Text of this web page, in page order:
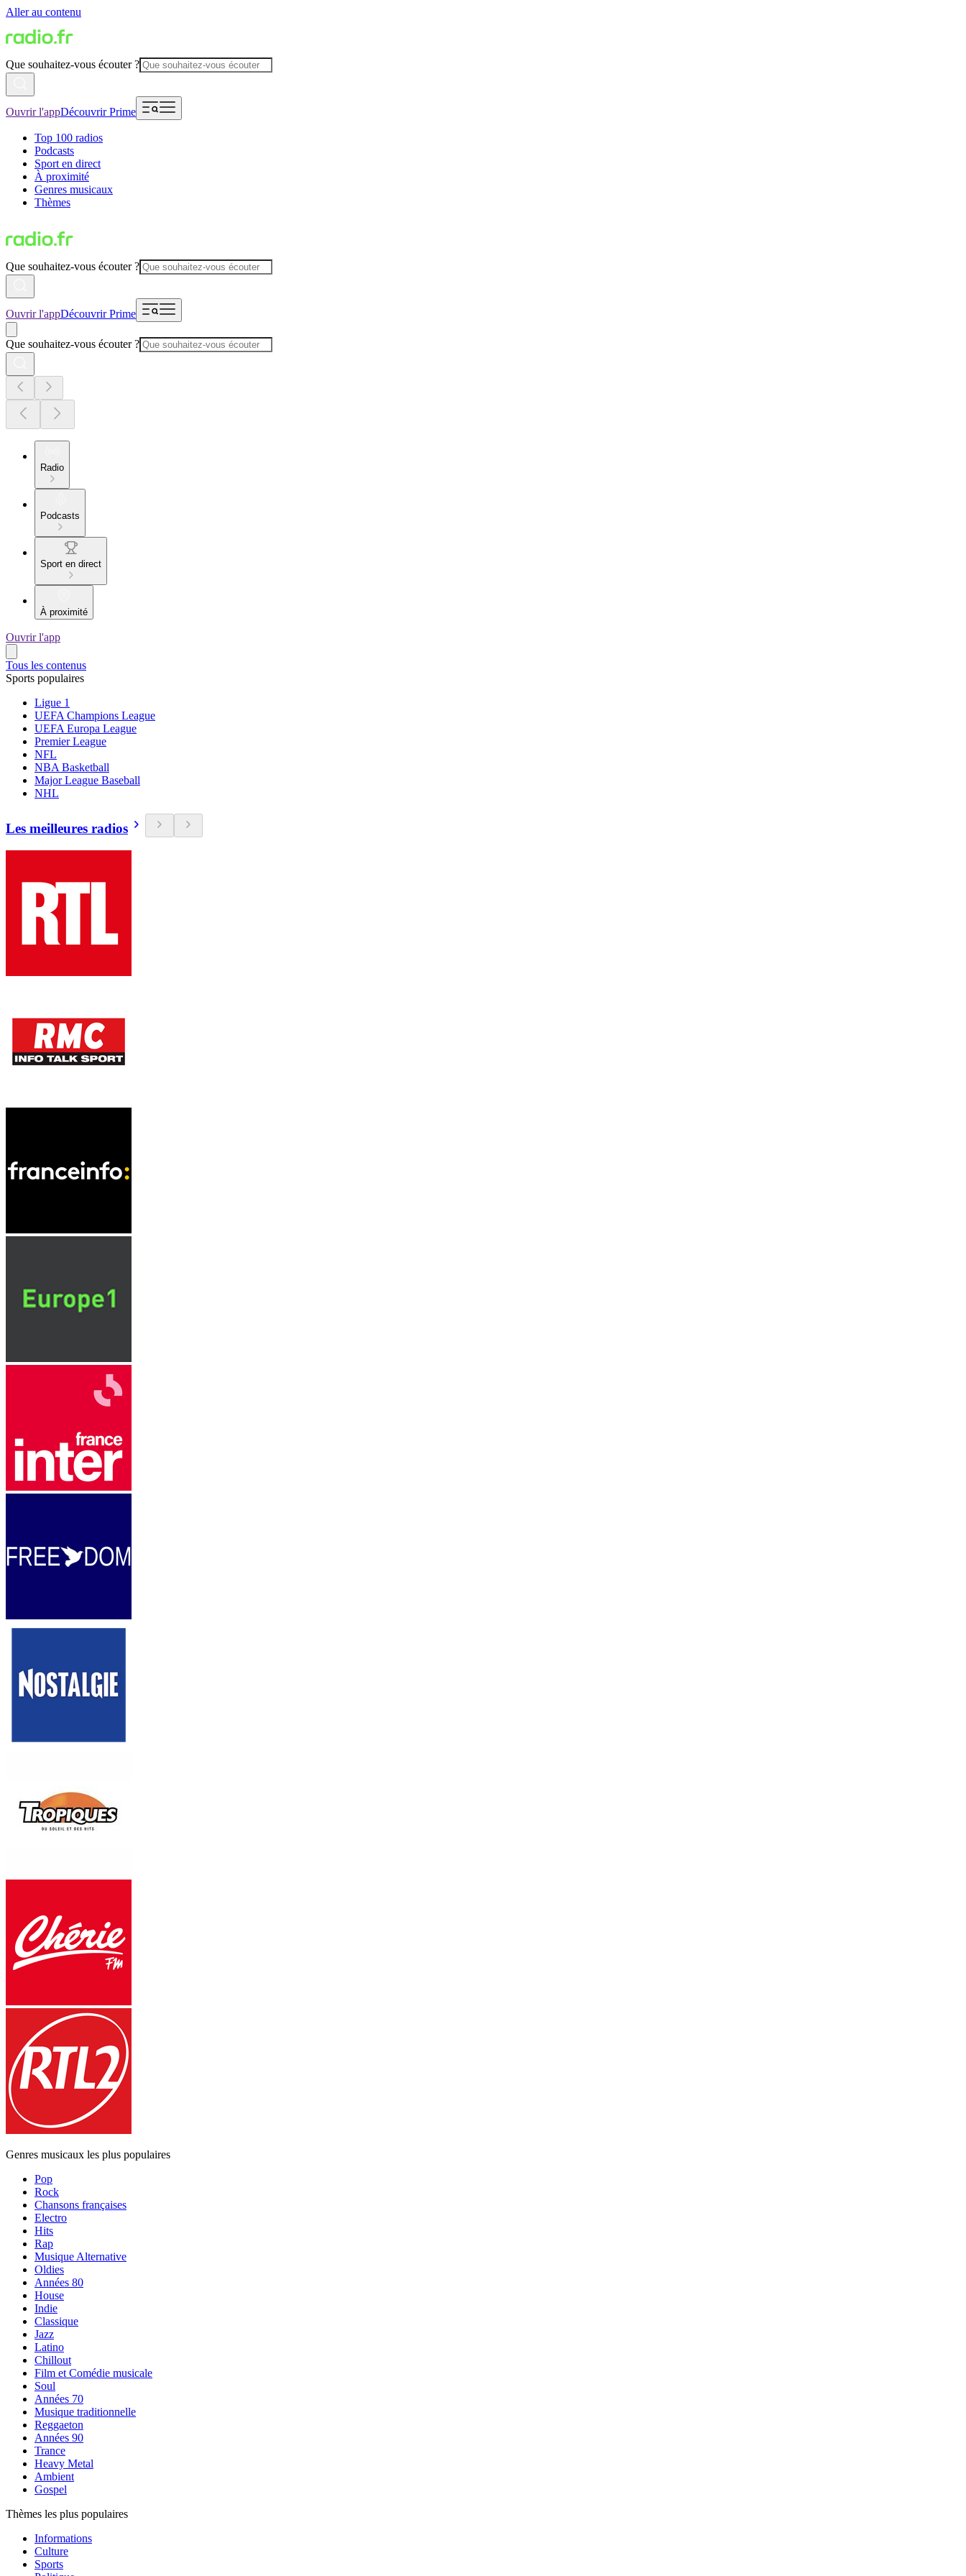
Aller au contenu
Que souhaitez-vous écouter ?
Ouvrir l'appDécouvrir Prime
Top 100 radios
Podcasts
Sport en direct
À proximité
Genres musicaux
Thèmes
Que souhaitez-vous écouter ?
Ouvrir l'appDécouvrir Prime
Que souhaitez-vous écouter ?
Radio
Podcasts
Sport en direct
À proximité
Ouvrir l'app
Tous les contenus
Sports populaires
Ligue 1
UEFA Champions League
UEFA Europa League
Premier League
NFL
NBA Basketball
Major League Baseball
NHL
Les meilleures radios
Genres musicaux les plus populaires
Pop
Rock
Chansons françaises
Electro
Hits
Rap
Musique Alternative
Oldies
Années 80
House
Indie
Classique
Jazz
Latino
Chillout
Film et Comédie musicale
Soul
Années 70
Musique traditionnelle
Reggaeton
Années 90
Trance
Heavy Metal
Ambient
Gospel
Thèmes les plus populaires
Informations
Culture
Sports